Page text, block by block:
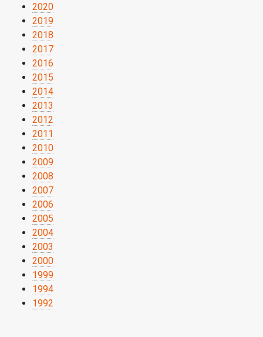
2020
2019
2018
2017
2016
2015
2014
2013
2012
2011
2010
2009
2008
2007
2006
2005
2004
2003
2000
1999
1994
1992